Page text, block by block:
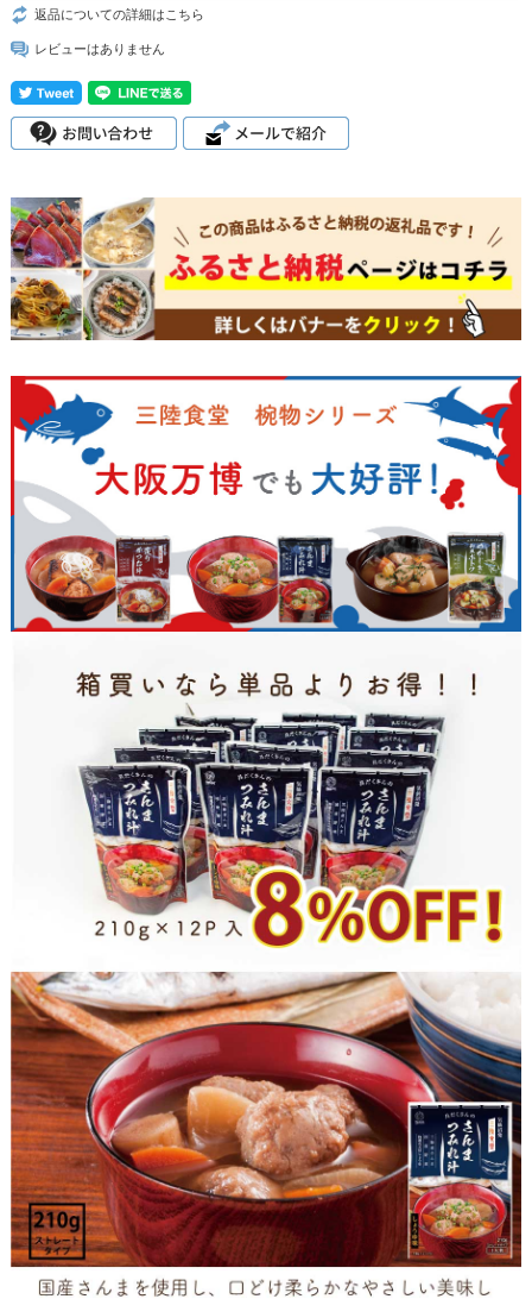
返品についての詳細はこちら
レビューはありません